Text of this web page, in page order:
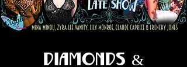
Diamonds &